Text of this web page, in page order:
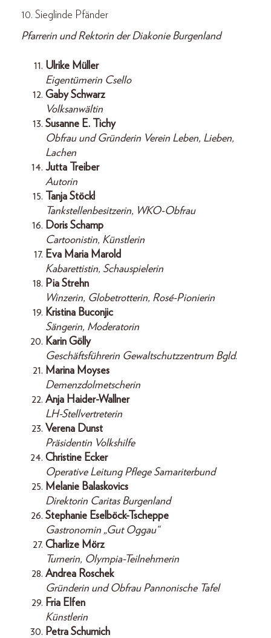
10. Sieglinde Pfänder
Pfarrerin und Rektorin der Diakonie Burgenland
Ulrike Müller
Eigentümerin Csello
Gaby Schwarz
Volksanwältin
Susanne E. Tichy
Obfrau und Gründerin Verein Leben, Lieben,
Lachen
Jutta Treiber
Autorin
Tanja Stöckl
Tankstellenbesitzerin, WKO-Obfrau
Doris Schamp
Cartoonistin, Künstlerin
Eva Maria Marold
Kabarettistin, Schauspielerin
Pia Strehn
Winzerin, Globetrotterin, Rosé-Pionierin
Kristina Buconjic
Sängerin, Moderatorin
Karin Gölly
Geschäftsführerin Gewaltschutzzentrum Bgld.
Marina Moyses
Demenzdolmetscherin
Anja Haider-Wallner
LH-Stellvertreterin
Verena Dunst
Präsidentin Volkshilfe
Christine Ecker
Operative Leitung Pflege Samariterbund
Melanie Balaskovics
Direktorin Caritas Burgenland
Stephanie Eselböck-Tscheppe
Gastronomin „Gut Oggau“
Charlize Mörz
Turnerin, Olympia-Teilnehmerin
Andrea Roschek
Gründerin und Obfrau Pannonische Tafel
Fria Elfen
Künstlerin
Petra Schumich